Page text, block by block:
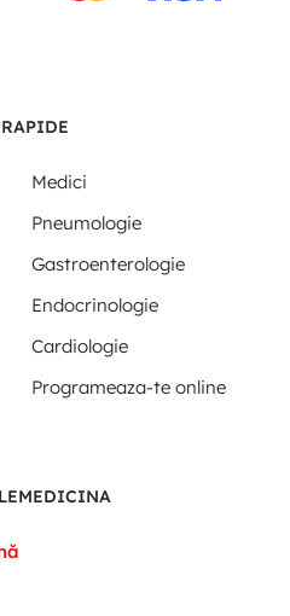
Medici
Pneumologie
Gastroenterologie
Endocrinologie
Cardiologie
Programeaza-te online